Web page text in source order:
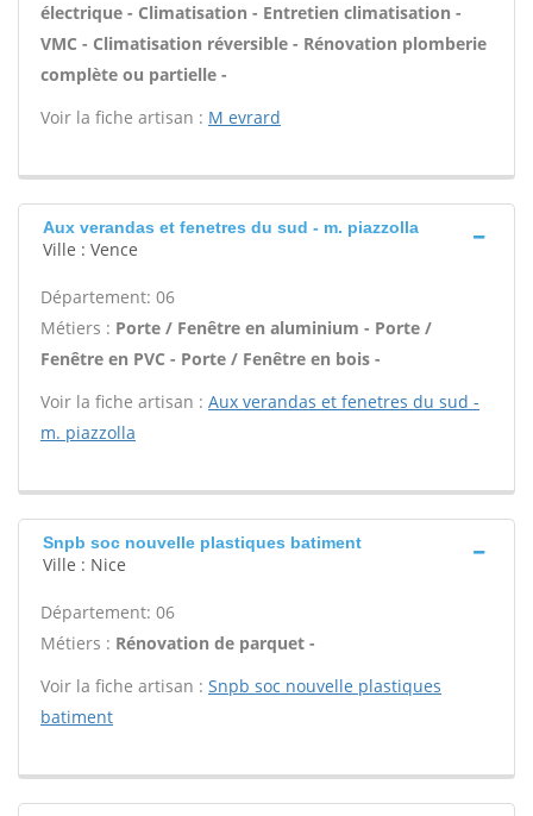
électrique - Climatisation - Entretien climatisation -
VMC - Climatisation réversible - Rénovation plomberie
complète ou partielle -
Voir la fiche artisan : M evrard
Aux verandas et fenetres du sud - m. piazzolla
Ville : Vence
Département: 06
Métiers : Porte / Fenêtre en aluminium - Porte /
Fenêtre en PVC - Porte / Fenêtre en bois -
Voir la fiche artisan : Aux verandas et fenetres du sud -
m. piazzolla
Snpb soc nouvelle plastiques batiment
Ville : Nice
Département: 06
Métiers : Rénovation de parquet -
Voir la fiche artisan : Snpb soc nouvelle plastiques
batiment